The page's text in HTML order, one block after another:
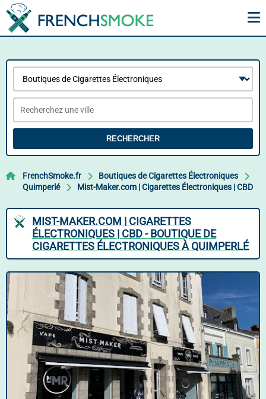
RECHERCHER
FrenchSmoke.fr
Boutiques de Cigarettes Électroniques
Quimperlé
Mist-Maker.com | Cigarettes Électroniques | CBD
MIST-MAKER.COM | CIGARETTES
ÉLECTRONIQUES | CBD - BOUTIQUE DE
CIGARETTES ÉLECTRONIQUES À QUIMPERLÉ